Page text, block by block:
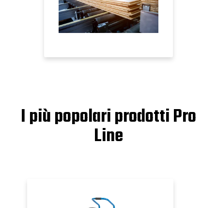
I più popolari prodotti Pro
Line